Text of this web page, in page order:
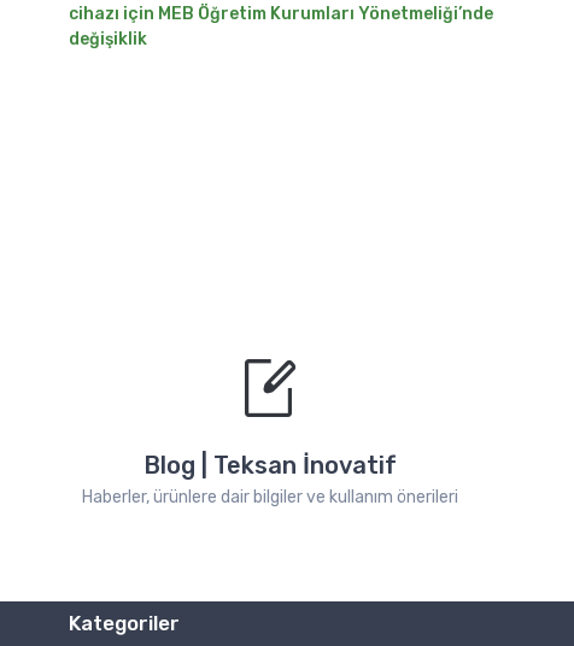
cihazı için MEB Öğretim Kurumları Yönetmeliği’nde
değişiklik
Blog | Teksan İnovatif
Haberler, ürünlere dair bilgiler ve kullanım önerileri
Kategoriler